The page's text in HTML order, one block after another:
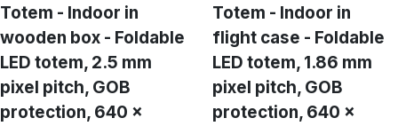
Totem - Indoor in
wooden box - Foldable
LED totem, 2.5 mm
pixel pitch, GOB
protection, 640 x
Totem - Indoor in
flight case - Foldable
LED totem, 1.86 mm
pixel pitch, GOB
protection, 640 ×